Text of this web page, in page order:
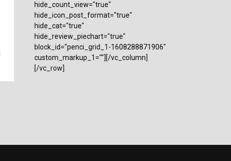
hide_count_view="true"
hide_icon_post_format="true"
hide_cat="true"
hide_review_piechart="true"
block_id="penci_grid_1-1608288871906"
custom_markup_1=""][/vc_column]
[/vc_row]